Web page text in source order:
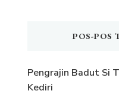
POS-POS
Pengrajin Badut Si
Kediri